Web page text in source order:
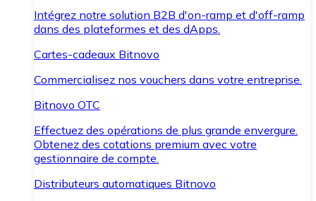
Intégrez notre solution B2B d'on-ramp et d'off-ramp
dans des plateformes et des dApps.
Cartes-cadeaux Bitnovo
Commercialisez nos vouchers dans votre entreprise.
Bitnovo OTC
Effectuez des opérations de plus grande envergure.
Obtenez des cotations premium avec votre
gestionnaire de compte.
Distributeurs automatiques Bitnovo